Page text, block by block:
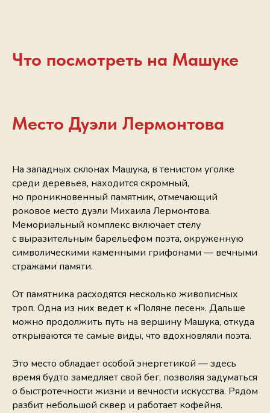
Что посмотреть на Машуке
Место Дуэли Лермонтова
На западных склонах Машука, в тенистом уголке
среди деревьев, находится скромный,
но проникновенный памятник, отмечающий
роковое место дуэли Михаила Лермонтова.
Мемориальный комплекс включает стелу
с выразительным барельефом поэта, окруженную
символическими каменными грифонами — вечными
стражами памяти.
От памятника расходятся несколько живописных
троп. Одна из них ведет к «Поляне песен». Дальше
можно продолжить путь на вершину Машука, откуда
открываются те самые виды, что вдохновляли поэта.
Это место обладает особой энергетикой — здесь
время будто замедляет свой бег, позволяя задуматься
о быстротечности жизни и вечности искусства. Рядом
разбит небольшой сквер и работает кофейня.